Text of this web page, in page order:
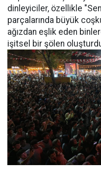
dinleyiciler, özellikle
parçalarında büyük
ağızdan eşlik eden
işitsel bir şölen